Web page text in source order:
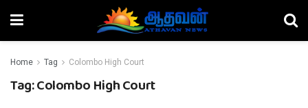
Home Tag Colombo High Court
Tag:Colombo High Court